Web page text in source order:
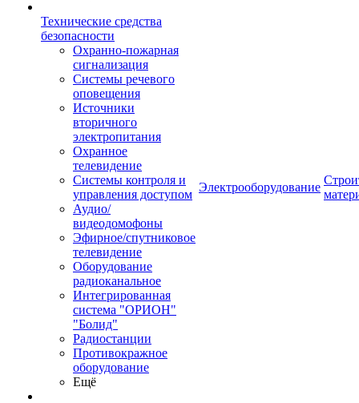
Технические средства
безопасности
Охранно-пожарная
сигнализация
Системы речевого
оповещения
Источники
вторичного
электропитания
Охранное
телевидение
Системы контроля и
управления доступом
Аудио/
видеодомофоны
Эфирное/спутниковое
телевидение
Оборудование
радиоканальное
Интегрированная
система "ОРИОН"
"Болид"
Радиостанции
Противокражное
оборудование
Ещё
Электрооборудование